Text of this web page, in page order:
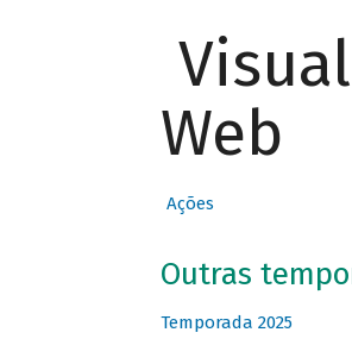
Web
Ações
Outras
Temporada 2025